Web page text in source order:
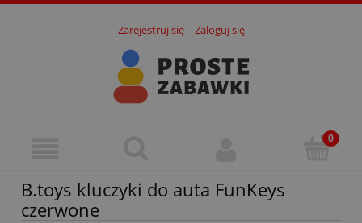
Zarejestruj się Zaloguj się
B.toys kluczyki do auta FunKeys
czerwone